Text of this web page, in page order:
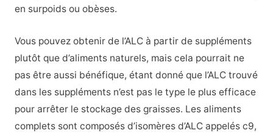
en surpoids ou obèses.
Vous pouvez obtenir de l’ALC à partir de suppléments
plutôt que d’aliments naturels, mais cela pourrait ne
pas être aussi bénéfique, étant donné que l’ALC trouvé
dans les suppléments n’est pas le type le plus efficace
pour arrêter le stockage des graisses. Les aliments
complets sont composés d’isomères d’ALC appelés c9,